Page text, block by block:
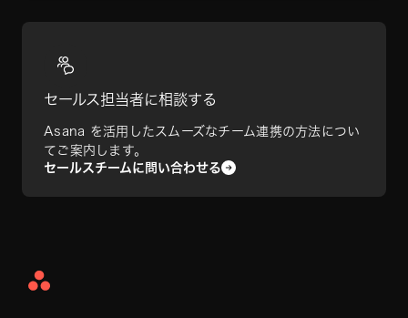
セールス担当者に相談する
Asana を活用したスムーズなチーム連携の方法につい
てご案内します。
セールスチームに問い合わせる
Asana